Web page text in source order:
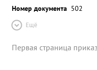
Номер документа 502
Ещё
Первая страница